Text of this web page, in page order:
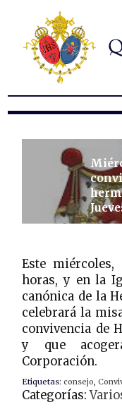
Hermandad
Titulares
Historia y patrimonio
Noticias
Formularios
Este
horas, y en la
canónica de la
celebrará la
convivencia de
y que
Corporación.
Etiquetas:consejo ,
Categorías: